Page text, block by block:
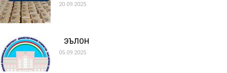
20.09.2025
ЭЪЛОН
05.09.2025